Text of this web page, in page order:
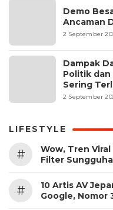
Demo
Ancaman
2 September
Dampak
Politik dan
Sering
2 September
LIFESTYLE
#
Wow, Tren Viral
Filter
#
10 Artis AV
Google, Nomor